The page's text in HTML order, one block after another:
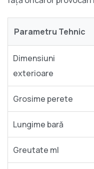
Parametru Tehnic
Dimensiuni
exterioare
Grosime perete
Lungime bară
Greutate ml